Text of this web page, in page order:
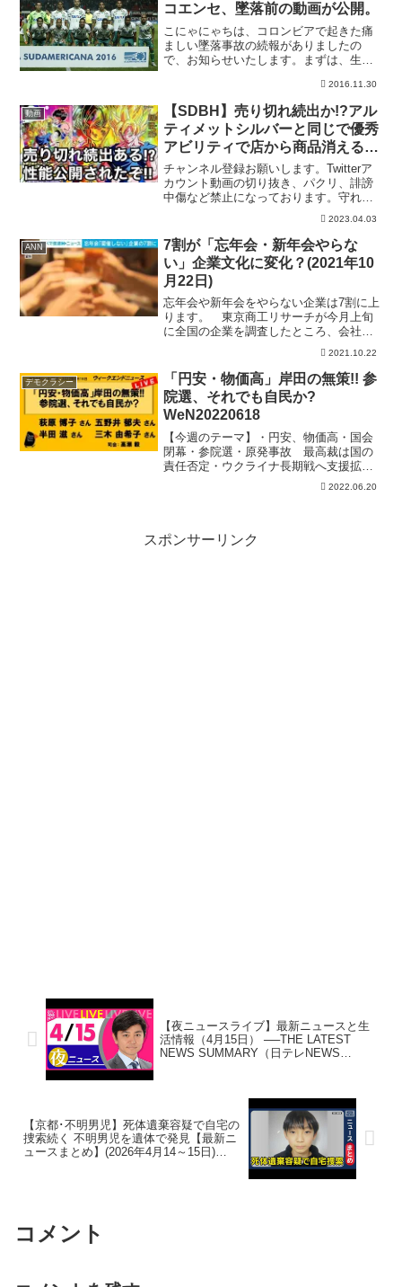
コエンセ、墜落前の動画が公開。
こにゃにゃちは、コロンビアで起きた痛
ましい墜落事故の続報がありましたの
で、お知らせいたします。まずは、生存
ので、こちらに紹介します。生存者の一
人アラン・ラスケル選手が撮影犠牲にな
ってしまった方々のご冥福を...
2016.11.30
動画
【SDBH】売り切れ続出か!?アル
ティメットシルバーと同じで優秀
アビリティで店から商品消える
ぞ!!【スーパードラゴンボールヒ
ーローズ スターターパック】
チャンネル登録お願いします。Twitterア
カウント動画の切り抜き、パクリ、誹謗
中傷など禁止になっております。守れな
い方は残念ですが、訴えさせていただき
ます。ビッグバンミッション最新情報ー
ーーーーーーーーーーー【SDBH】遂に1
プレイ200...
2023.04.03
ANN
7割が「忘年会・新年会やらな
い」企業文化に変化？(2021年10
月22日)
忘年会や新年会をやらない企業は7割に上
ります。 東京商工リサーチが今月上旬
に全国の企業を調査したところ、会社が
主催する忘年会と新年会はやらないとい
う回答が70％余りに上りました。 この
回答は「緊急事態宣言」や「まん延防止
等重点措置」に関係な...
2021.10.22
デモクラシー
「円安・物価高」岸田の無策!! 参
院選、それでも自民か?
WeN20220618
【今週のテーマ】・円安、物価高・国会
閉幕・参院選・原発事故 最高裁は国の
責任否定・ウクライナ長期戦へ支援拡大
【出演】 荻原 博子さん （経済ジャーナ
2022.06.20
スポンサーリンク
【夜ニュースライブ】最新ニュースと生
活情報（4月15日） ──THE LATEST
NEWS SUMMARY（日テレNEWS
【京都･不明男児】死体遺棄容疑で自宅の
捜索続く 不明男児を遺体で発見【最新ニ
ュースまとめ】(2026年4月14～15日)
コメント